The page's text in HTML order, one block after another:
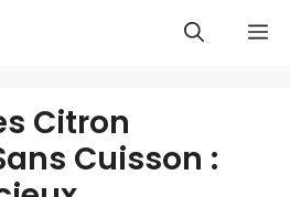
Citron
Cuisson :